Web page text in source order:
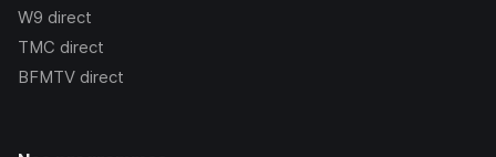
W9 direct
TMC direct
BFMTV direct